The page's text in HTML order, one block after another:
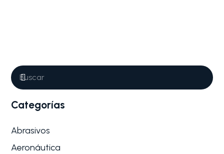
Categorías
Abrasivos
Aeronáutica